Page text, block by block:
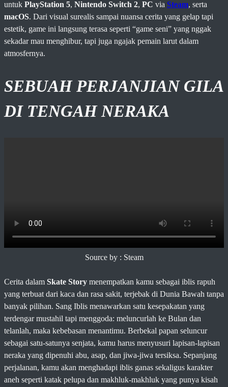
untuk PlayStation 5, Nintendo Switch 2, PC via Steam, serta
macOS. Dari visual surealis sampai nuansa cerita yang gelap tapi
estetik, game ini langsung terasa seperti “game seni” yang nggak
sekadar mau menghibur, tapi juga ngajak pemain larut dalam
atmosfernya.
SEBUAH PERJANJIAN GILA
DI TENGAH NERAKA
Source by : Steam
Cerita dalam Skate Story menempatkan kamu sebagai iblis rapuh
yang terbuat dari kaca dan rasa sakit, terjebak di Dunia Bawah tanpa
banyak pilihan. Sang Iblis menawarkan satu kesepakatan yang
terdengar mustahil tapi menggoda: meluncurlah ke Bulan dan
telanlah, maka kebebasan menantimu. Berbekal papan seluncur
sebagai satu-satunya senjata, kamu harus menyusuri lapisan-lapisan
neraka yang dipenuhi abu, asap, dan jiwa-jiwa tersiksa. Sepanjang
perjalanan, kamu akan menghadapi iblis ganas sekaligus karakter
aneh seperti katak pelupa dan makhluk-makhluk yang punya kisah